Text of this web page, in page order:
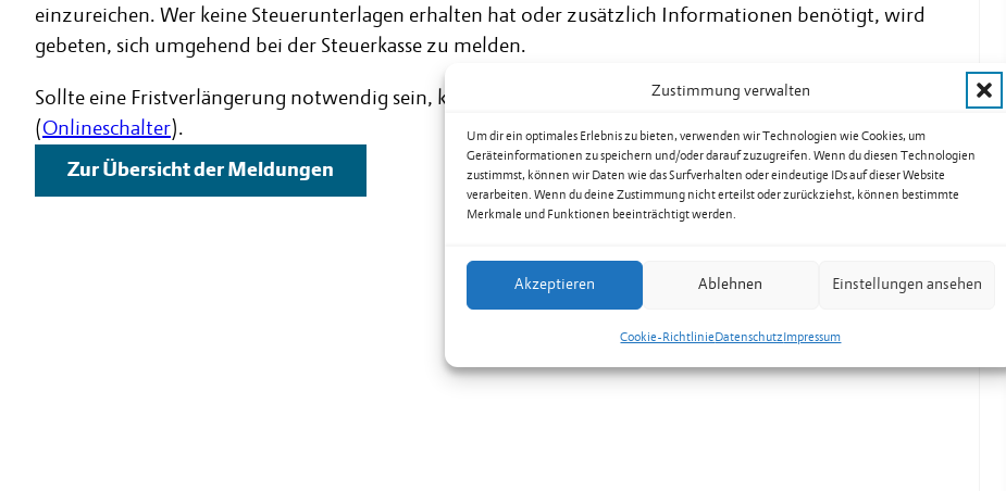
Zustimmung verwalten
Um dir ein optimales Erlebnis zu bieten, verwenden wir Technologien wie Cookies, um
Geräteinformationen zu speichern und/oder darauf zuzugreifen. Wenn du diesen Technologien
zustimmst, können wir Daten wie das Surfverhalten oder eindeutige IDs auf dieser Website
verarbeiten. Wenn du deine Zustimmung nicht erteilst oder zurückziehst, können bestimmte
Merkmale und Funktionen beeinträchtigt werden.
Akzeptieren Ablehnen Einstellungen ansehen
Cookie-RichtlinieDatenschutzImpressum
einzureichen. Wer keine Steuerunterlagen erhalten hat oder zusätzlich Informationen benötigt, wird
gebeten, sich umgehend bei der Steuerkasse zu melden.
Sollte eine Fristverlängerung notwendig sein, kann diese in unserem Onlineschalter beantragt werden
(Onlineschalter).
Zur Übersicht der Meldungen